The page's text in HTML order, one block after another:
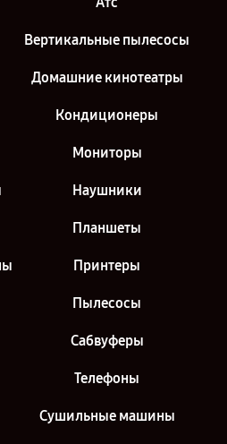
Вертикальные пылесосы
Домашние кинотеатры
Кондиционеры
Мониторы
Наушники
Планшеты
Принтеры
Пылесосы
Сабвуферы
Телефоны
Сушильные машины